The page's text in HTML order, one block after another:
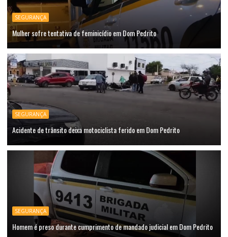
SEGURANÇA
Mulher sofre tentativa de feminicídio em Dom Pedrito
SEGURANÇA
Acidente de trânsito deixa motociclista ferido em Dom Pedrito
SEGURANÇA
Homem é preso durante cumprimento de mandado judicial em Dom Pedrito